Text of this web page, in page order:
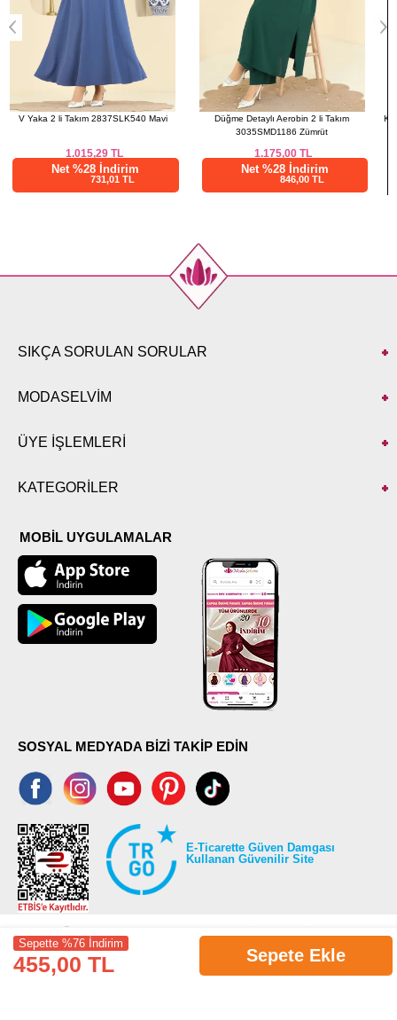
96
44
96
46
96
48
96
Sepette %76 İndirim
455,00 TL Sepete Ekle
Düğme Detaylı Aerobin 2 li Takım
1.175,00TL
Net %28 İndirim
846,00 TL
Kemeri Aksesuarlı 2 li Takım 2612TPK1167
Laci
1.916,68TL
Net %76 İndirim
460,00 TL
SIKÇA SORULAN SORULAR
MODASELVİM
ÜYE İŞLEMLERİ
KATEGORİLER
MOBİL UYGULAMALAR
SOSYAL MEDYADA BİZİ TAKİP EDİN
E-Ticarette Güven Damgası
Kullanan Güvenilir Site
©2026 Tüm modaselvim.com hakları saklıdır.